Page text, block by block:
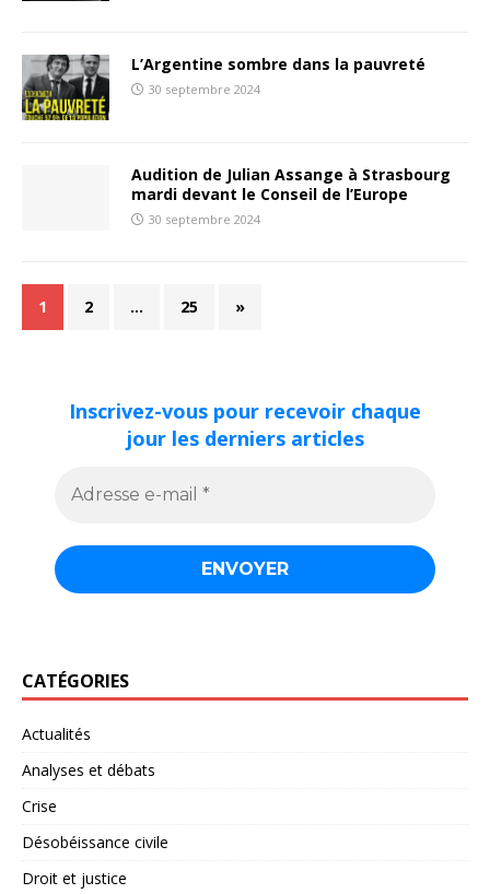
L’Argentine sombre dans la pauvreté
30 septembre 2024
Audition de Julian Assange à Strasbourg
mardi devant le Conseil de l’Europe
30 septembre 2024
1 2 … 25 »
Inscrivez-vous pour recevoir chaque
jour les derniers articles
CATÉGORIES
Actualités
Analyses et débats
Crise
Désobéissance civile
Droit et justice